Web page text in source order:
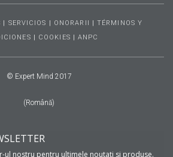
| SERVICIOS | ONORARII |TÉRMINOS Y
| COOKIES |ANPC
© Expert Mind 2017
(Română)